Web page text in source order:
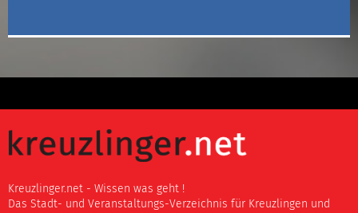
Kreuzlinger.net - Wissen was geht !
Das Stadt- und Veranstaltungs-Verzeichnis für Kreuzlingen und